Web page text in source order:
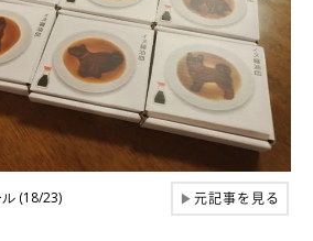
(18/23) ▶元記事を見る